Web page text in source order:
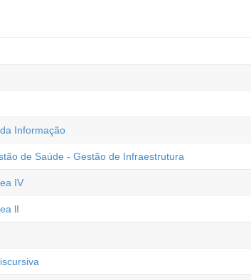
Informação
de Saúde - Gestão de Infraestrutura
IV
lI